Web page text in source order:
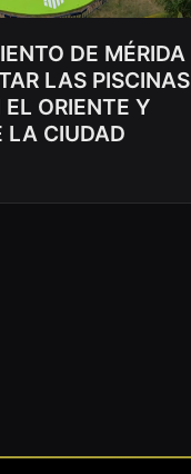
DE MÉRIDA
LAS PISCINAS
ORIENTE Y
LA CIUDAD